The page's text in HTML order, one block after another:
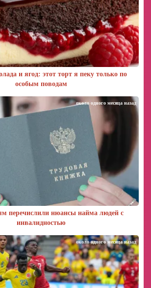
и ягод: этот торт я пеку только по
особым поводам
перечислили нюансы найма людей с
инвалидностью
около одного месяца назад
около одного месяца назад